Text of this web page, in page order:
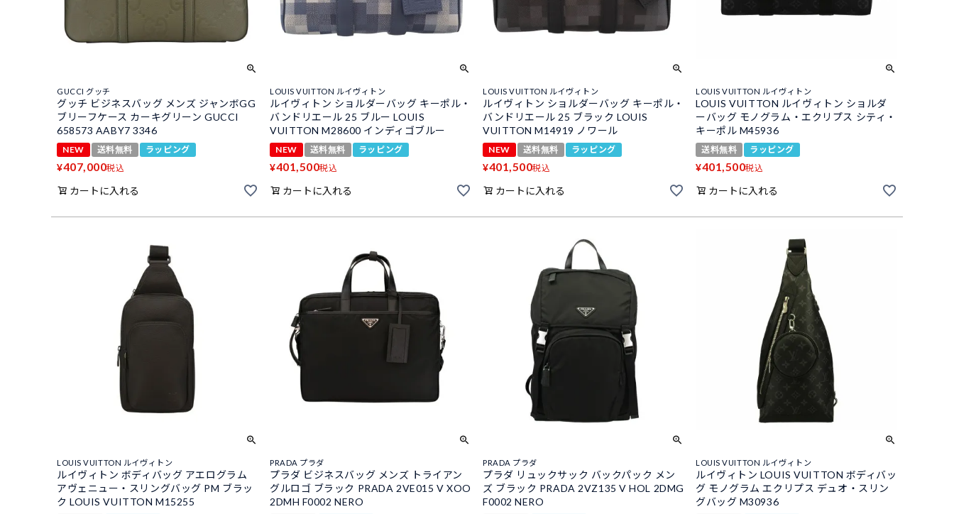
GUCCI グッチ
グッチ ビジネスバッグ メンズ ジャンボGG
ブリーフケース カーキグリーン GUCCI
658573 AABY7 3346
NEW 送料無料 ラッピング
¥407,000税込
カートに入れる
LOUIS VUITTON ルイヴィトン
ルイヴィトン ショルダーバッグ キーポル・
バンドリエール 25 ブルー LOUIS
VUITTON M28600 インディゴブルー
NEW 送料無料 ラッピング
¥401,500税込
カートに入れる
LOUIS VUITTON ルイヴィトン
ルイヴィトン ショルダーバッグ キーポル・
バンドリエール 25 ブラック LOUIS
VUITTON M14919 ノワール
NEW 送料無料 ラッピング
¥401,500税込
カートに入れる
LOUIS VUITTON ルイヴィトン
LOUIS VUITTON ルイヴィトン ショルダ
ーバッグ モノグラム・エクリプス シティ・
キーポル M45936
送料無料 ラッピング
¥401,500税込
カートに入れる
LOUIS VUITTON ルイヴィトン
ルイヴィトン ボディバッグ アエログラム
アヴェニュー・スリングバッグ PM ブラッ
ク LOUIS VUITTON M15255
PRADA プラダ
プラダ ビジネスバッグ メンズ トライアン
グルロゴ ブラック PRADA 2VE015 V XOO
2DMH F0002 NERO
PRADA プラダ
プラダ リュックサック バックパック メン
ズ ブラック PRADA 2VZ135 V HOL 2DMG
F0002 NERO
LOUIS VUITTON ルイヴィトン
ルイヴィトン LOUIS VUITTON ボディバッ
グ モノグラム エクリプス デュオ・スリン
グバッグ M30936